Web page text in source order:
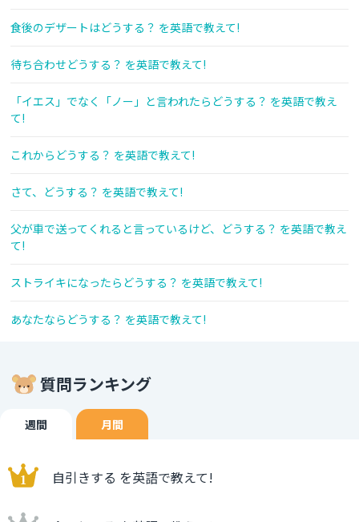
食後のデザートはどうする？ を英語で教えて!
待ち合わせどうする？ を英語で教えて!
「イエス」でなく「ノー」と言われたらどうする？ を英語で教え
て!
これからどうする？ を英語で教えて!
さて、どうする？ を英語で教えて!
父が車で送ってくれると言っているけど、どうする？ を英語で教え
て!
ストライキになったらどうする？ を英語で教えて!
あなたならどうする？ を英語で教えて!
質問ランキング
週間 月間
自引きする を英語で教えて!